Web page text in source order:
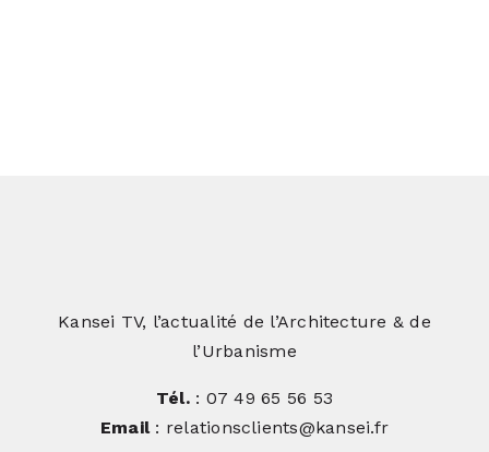
Kansei TV, l’actualité de l’Architecture & de
l’Urbanisme
Tél.: 07 49 65 56 53
Email: relationsclients@kansei.fr